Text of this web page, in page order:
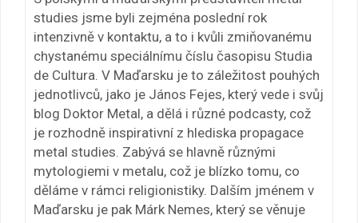
studies jsme byli zejména poslední rok
intenzivně v kontaktu, a to i kvůli zmiňovanému
chystanému speciálnímu číslu časopisu Studia
de Cultura. V Maďarsku je to záležitost pouhých
jednotlivců, jako je János Fejes, který vede i svůj
blog Doktor Metal, a dělá i různé podcasty, což
je rozhodně inspirativní z hlediska propagace
metal studies. Zabývá se hlavně různými
mytologiemi v metalu, což je blízko tomu, co
děláme v rámci religionistiky. Dalším jménem v
Maďarsku je pak Márk Nemes, který se věnuje